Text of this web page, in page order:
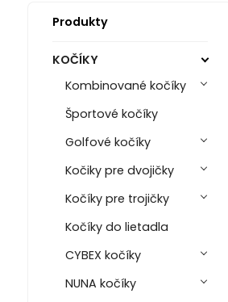
Produkty
KOČÍKY
Kombinované kočíky
Športové kočíky
Golfové kočíky
Kočiky pre dvojičky
Kočíky pre trojičky
Kočíky do lietadla
CYBEX kočíky
NUNA kočíky